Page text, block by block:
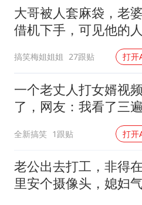
大哥被人套麻袋，老
借机下手，可见他的
搞笑梅姐姐姐 27跟贴 打开
一个老丈人打女婿视
了，网友：我看了三
全新搞笑 1跟贴 打开
老公出去打工，非得
里安个摄像头，媳妇